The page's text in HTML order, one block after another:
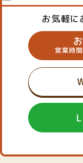
お気軽に
営業時